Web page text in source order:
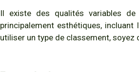
Il existe des qualités variables
principalement esthétiques,
utiliser un type de classement, soyez